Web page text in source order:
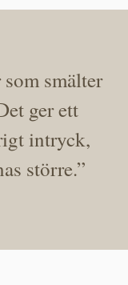
smälter
ger ett
intryck,
större.”